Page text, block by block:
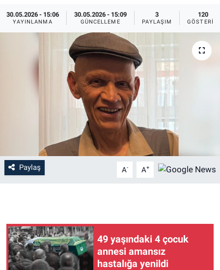
30.05.2026 - 15:06
YAYINLANMA
30.05.2026 - 15:09
GÜNCELLEME
3
PAYLAŞIM
120
GÖSTERIM
Paylaş A- A+
49 yaşındaki 4 çocuk
annesi amansız
hastalığa yenildi